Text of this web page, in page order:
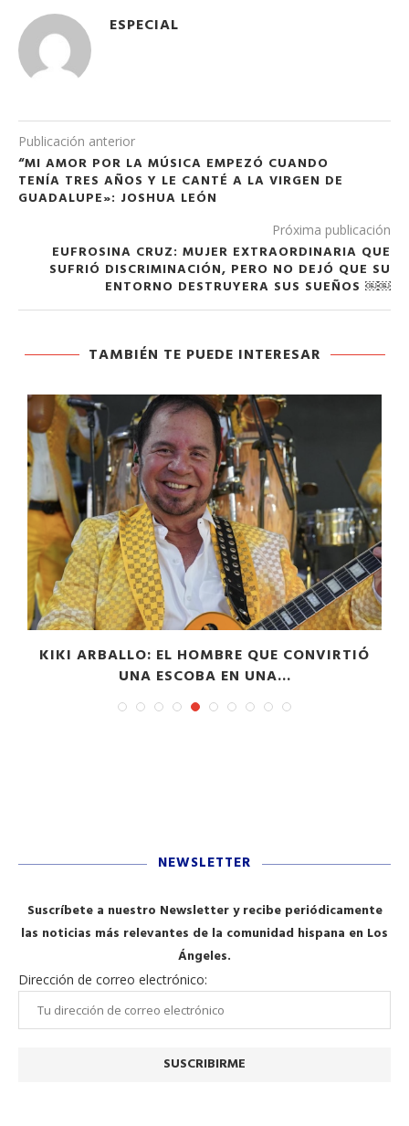
ESPECIAL
Publicación anterior
“MI AMOR POR LA MÚSICA EMPEZÓ CUANDO
TENÍA TRES AÑOS Y LE CANTÉ A LA VIRGEN DE
GUADALUPE»: JOSHUA LEÓN
Próxima publicación
EUFROSINA CRUZ: MUJER EXTRAORDINARIA QUE
SUFRIÓ DISCRIMINACIÓN, PERO NO DEJÓ QUE SU
ENTORNO DESTRUYERA SUS SUEÑOS ￼￼
TAMBIÉN TE PUEDE INTERESAR
KIKI ARBALLO: EL HOMBRE QUE CONVIRTIÓ
UNA ESCOBA EN UNA...
NEWSLETTER
Suscríbete a nuestro Newsletter y recibe periódicamente
las noticias más relevantes de la comunidad hispana en Los
Ángeles.
Dirección de correo electrónico: